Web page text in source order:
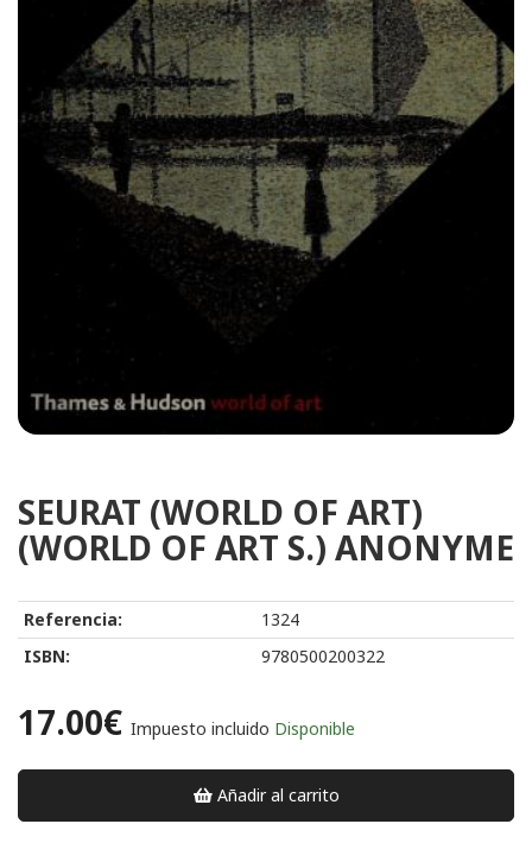
SEURAT (WORLD OF ART)
(WORLD OF ART S.) ANONYME
Referencia:
1324
ISBN:
9780500200322
17.00€ Impuesto incluido Disponible
Añadir al carrito